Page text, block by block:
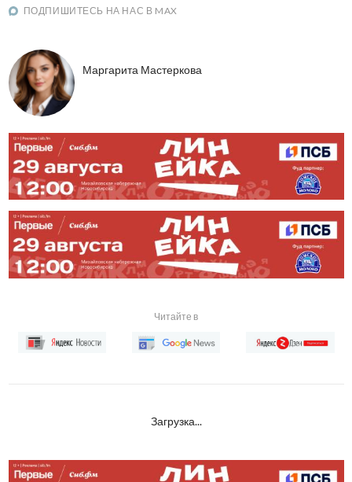
ПОДПИШИТЕСЬ НА НАС В MAX
Маргарита Мастеркова
Читайте в
Загрузка...